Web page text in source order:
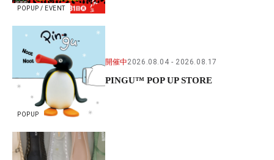
POPUP / EVENT
POPUP
開催中2026.08.04 2026.08.17
PINGU™ POP UP STORE